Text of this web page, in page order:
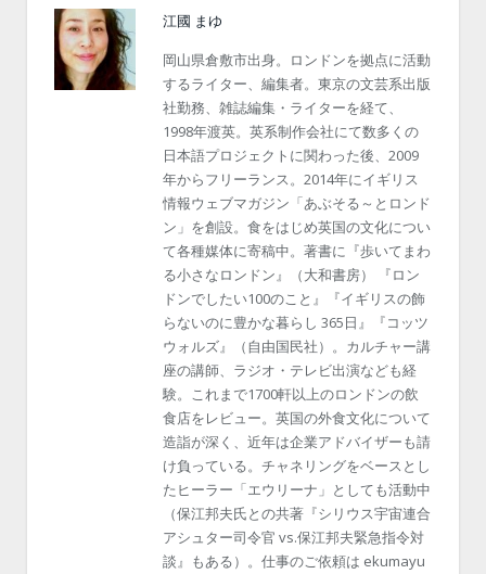
江國 まゆ
岡山県倉敷市出身。ロンドンを拠点に活動
するライター、編集者。東京の文芸系出版
社勤務、雑誌編集・ライターを経て、
1998年渡英。英系制作会社にて数多くの
日本語プロジェクトに関わった後、2009
年からフリーランス。2014年にイギリス
情報ウェブマガジン「あぶそる～とロンド
ン」を創設。食をはじめ英国の文化につい
て各種媒体に寄稿中。著書に『歩いてまわ
る小さなロンドン』（大和書房） 『ロン
ドンでしたい100のこと』『イギリスの飾
らないのに豊かな暮らし 365日』『コッツ
ウォルズ』（自由国民社）。カルチャー講
座の講師、ラジオ・テレビ出演なども経
験。これまで1700軒以上のロンドンの飲
食店をレビュー。英国の外食文化について
造詣が深く、近年は企業アドバイザーも請
け負っている。チャネリングをベースとし
たヒーラー「エウリーナ」としても活動中
（保江邦夫氏との共著『シリウス宇宙連合
アシュター司令官 vs.保江邦夫緊急指令対
談』もある）。仕事のご依頼は ekumayu